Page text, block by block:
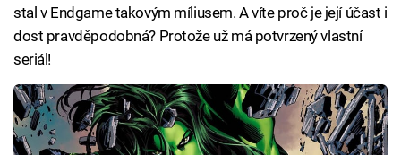
stal v Endgame takovým míliusem. A víte proč je její účast i
dost pravděpodobná? Protože už má potvrzený vlastní
seriál!